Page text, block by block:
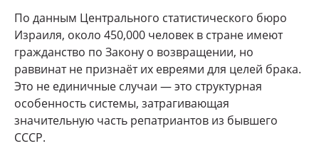
По данным Центрального статистического бюро
Израиля, около 450,000 человек в стране имеют
гражданство по Закону о возвращении, но
раввинат не признаёт их евреями для целей брака.
Это не единичные случаи — это структурная
особенность системы, затрагивающая
значительную часть репатриантов из бывшего
СССР.